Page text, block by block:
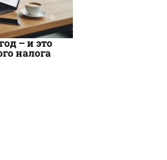
– и это
налога